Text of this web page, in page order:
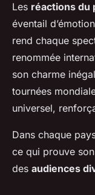
Les réactions du
éventail
rend chaque
renommée
son charme
tournées
universel,
Dans chaque
ce qui prouve
des audiences